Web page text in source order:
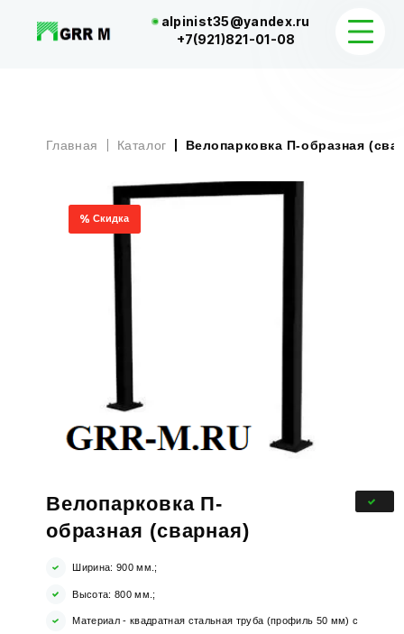
alpinist35@yandex.ru
+7(921)821-01-08
ДОСТАВКА И КОНТАКТЫ
Главная Каталог Велопарковка П-образная
Скидка
Велопарковка П-
образная (сварная)
Ширина: 900 мм.;
Высота: 800 мм.;
Материал - квадратная стальная труба (профиль 50 мм) с